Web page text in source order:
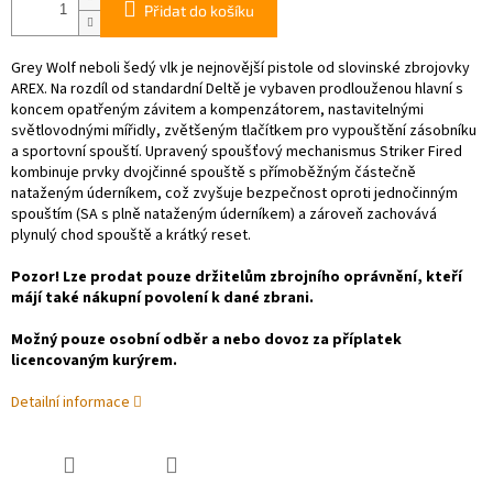
Přidat do košíku
Grey Wolf neboli šedý vlk je nejnovější pistole od slovinské zbrojovky
AREX. Na rozdíl od standardní Deltě je vybaven prodlouženou hlavní s
koncem opatřeným závitem a kompenzátorem, nastavitelnými
světlovodnými mířidly, zvětšeným tlačítkem pro vypouštění zásobníku
a sportovní spouští. Upravený spoušťový mechanismus Striker Fired
kombinuje prvky dvojčinné spouště s přímoběžným částečně
nataženým úderníkem, což zvyšuje bezpečnost oproti jednočinným
spouštím (SA s plně nataženým úderníkem) a zároveň zachovává
plynulý chod spouště a krátký reset.
Pozor! Lze prodat pouze držitelům zbrojního oprávnění, kteří
májí také nákupní povolení k dané zbrani.
Možný pouze osobní odběr a nebo dovoz za příplatek
licencovaným kurýrem.
Detailní informace